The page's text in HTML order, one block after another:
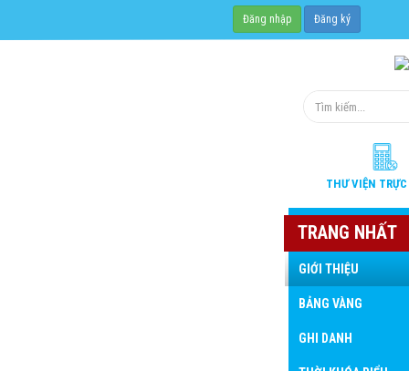
Đăng nhập Đăng ký
THƯ VIỆN
TRANG NHẤT
GIỚI THIỆU
BẢNG VÀNG
GHI DANH